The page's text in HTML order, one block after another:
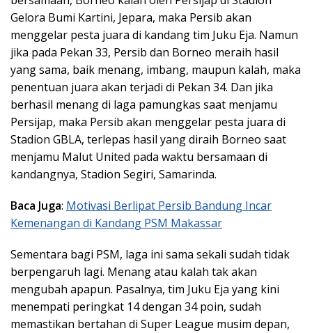
Gelora Bumi Kartini, Jepara, maka Persib akan
menggelar pesta juara di kandang tim Juku Eja. Namun
jika pada Pekan 33, Persib dan Borneo meraih hasil
yang sama, baik menang, imbang, maupun kalah, maka
penentuan juara akan terjadi di Pekan 34. Dan jika
berhasil menang di laga pamungkas saat menjamu
Persijap, maka Persib akan menggelar pesta juara di
Stadion GBLA, terlepas hasil yang diraih Borneo saat
menjamu Malut United pada waktu bersamaan di
kandangnya, Stadion Segiri, Samarinda.
Baca Juga: Motivasi Berlipat Persib Bandung Incar
Kemenangan di Kandang PSM Makassar
Sementara bagi PSM, laga ini sama sekali sudah tidak
berpengaruh lagi. Menang atau kalah tak akan
mengubah apapun. Pasalnya, tim Juku Eja yang kini
menempati peringkat 14 dengan 34 poin, sudah
memastikan bertahan di Super League musim depan,